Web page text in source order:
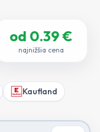
od 0.39€
najnižšia cena
Kaufland